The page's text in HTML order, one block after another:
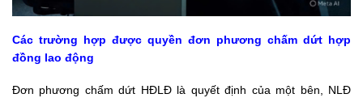
Các trường hợp được quyền đơn phương chấm dứt hợp
đồng lao động
Đơn phương chấm dứt HĐLĐ là quyết định của một bên, NLĐ